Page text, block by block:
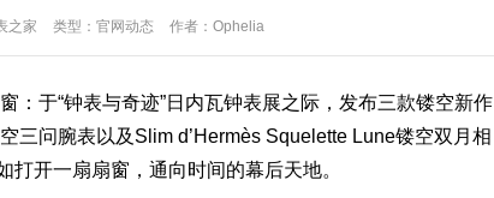
之家 类型：官网动态 作者：Ophelia
：于“钟表与奇迹”日内瓦钟表展之际，发布三款镂空新作
三问腕表以及Slim d’Hermès Squelette Lune镂空双 月相
开一扇扇窗，通向时间的幕后天地。